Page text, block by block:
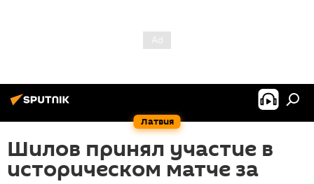
Латвия
Шилов принял участие в
историческом матче за